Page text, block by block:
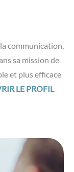
communication,
sa mission de
et plus efficace
LE PROFIL